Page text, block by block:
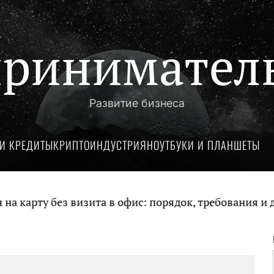
Развитие бизнеса
КРЕДИТЫКРИПТОИНДУСТРИЯНОУТБУКИ И ПЛАНШЕТЫ
без визита в офис: порядок, требования и